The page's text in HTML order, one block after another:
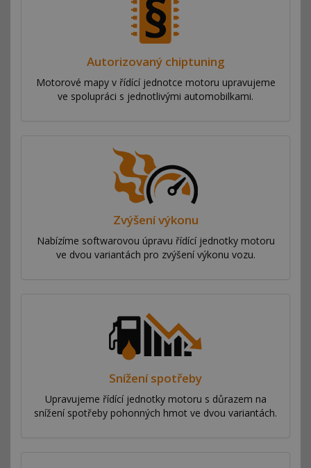
Autorizovaný chiptuning
Motorové mapy v řídící jednotce motoru upravujeme
ve spolupráci s jednotlivými automobilkami.
Zvýšení výkonu
Nabízíme softwarovou úpravu řídící jednotky motoru
ve dvou variantách pro zvýšení výkonu vozu.
Snížení spotřeby
Upravujeme řídící jednotky motoru s důrazem na
snížení spotřeby pohonných hmot ve dvou variantách.